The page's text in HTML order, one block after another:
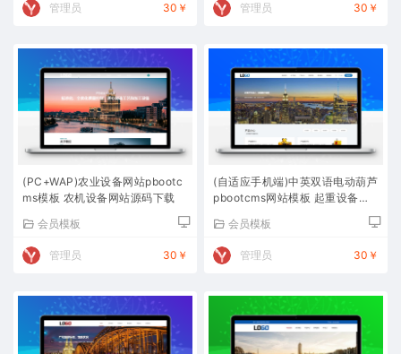
管理员 30￥ 管理员 30￥
(PC+WAP)农业设备网站pbootc
ms模板 农机设备网站源码下载
会员模板
管理员 30￥
(自适应手机端)中英双语电动葫芦
pbootcms网站模板 起重设备网
会员模板
管理员 30￥